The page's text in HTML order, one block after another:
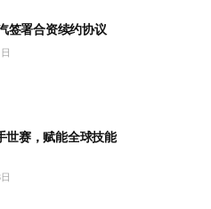
签署合资续约协议
世赛，赋能全球技能